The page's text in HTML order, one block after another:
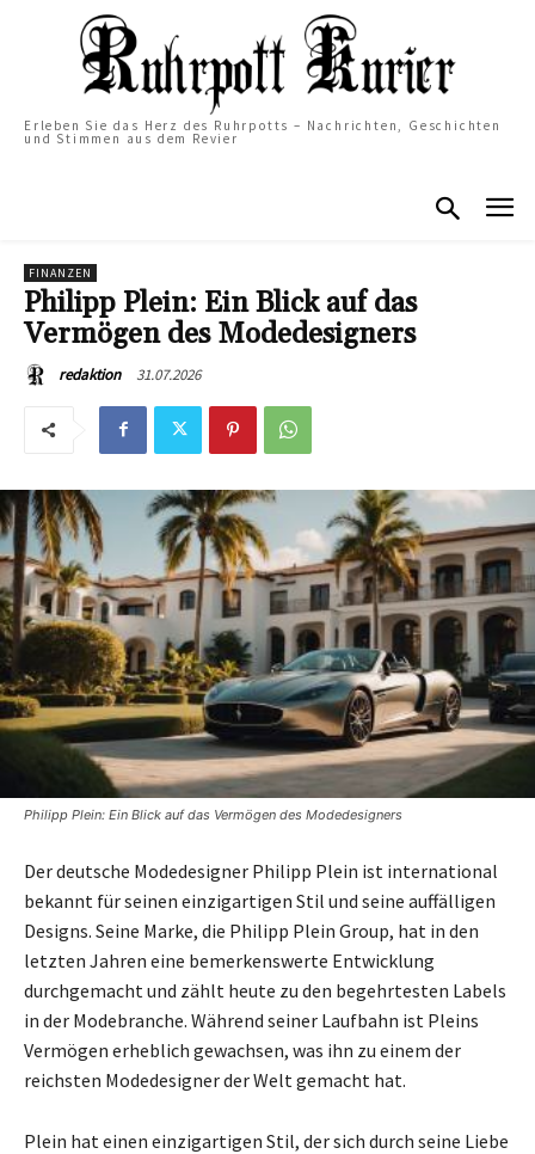
Erleben Sie das Herz des Ruhrpotts – Nachrichten, Geschichten
und Stimmen aus dem Revier
FINANZEN
Philipp Plein: Ein Blick auf das
Vermögen des Modedesigners
redaktion 31.07.2026
Philipp Plein: Ein Blick auf das Vermögen des Modedesigners
Der deutsche Modedesigner Philipp Plein ist international
bekannt für seinen einzigartigen Stil und seine auffälligen
Designs. Seine Marke, die Philipp Plein Group, hat in den
letzten Jahren eine bemerkenswerte Entwicklung
durchgemacht und zählt heute zu den begehrtesten Labels
in der Modebranche. Während seiner Laufbahn ist Pleins
Vermögen erheblich gewachsen, was ihn zu einem der
reichsten Modedesigner der Welt gemacht hat.
Plein hat einen einzigartigen Stil, der sich durch seine Liebe